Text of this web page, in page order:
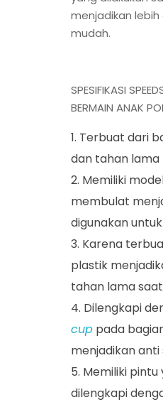
menjadikan
mudah.
SPESIFIKASI
BERMAIN ANAK
Terbuat dari
dan tahan lama
Memiliki
membulat
digunakan
Karena
plastik
tahan lama
Dilengkapi
cup pada
menjadikan anti
Memiliki pintu
dilengkapi